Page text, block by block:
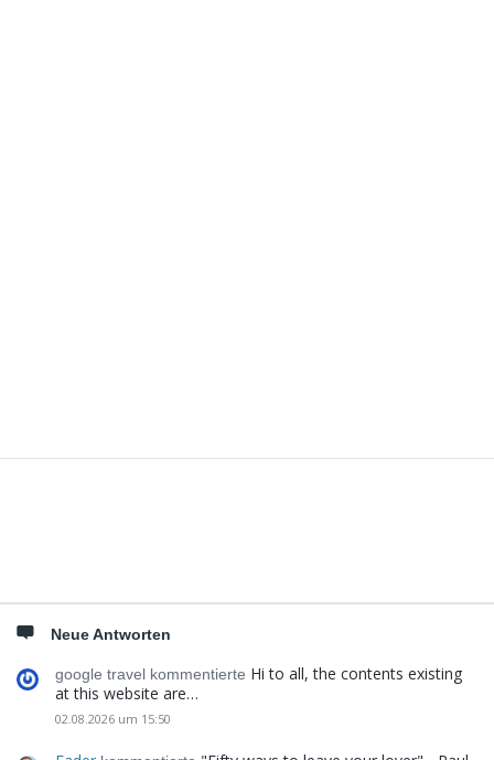
Neue Antworten
google travel kommentierte Hi to all, the contents existing
at this website are…
02.08.2026 um 15:50